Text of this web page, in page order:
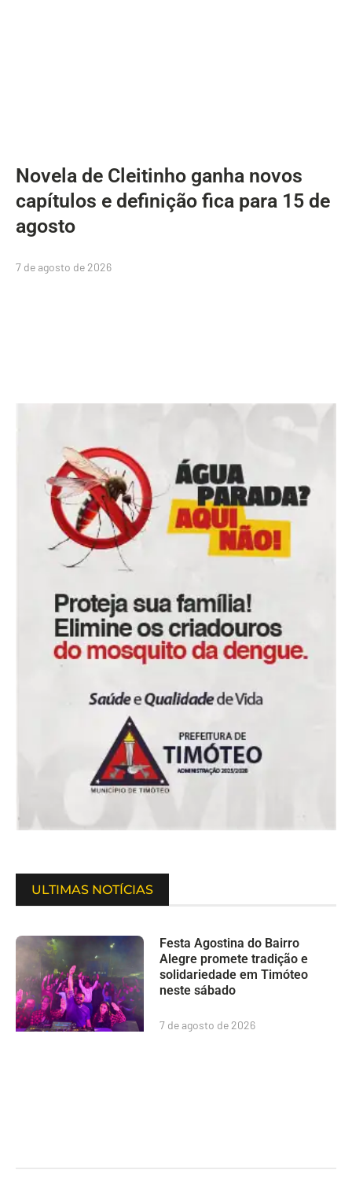
Novela de Cleitinho ganha novos
capítulos e definição fica para 15 de
agosto
7 de agosto de 2026
ULTIMAS NOTÍCIAS
Festa Agostina do Bairro
Alegre promete tradição e
solidariedade em Timóteo
neste sábado
7 de agosto de 2026